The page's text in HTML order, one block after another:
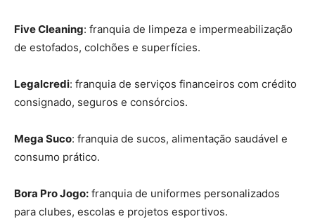
Five Cleaning: franquia de limpeza e impermeabilização
de estofados, colchões e superfícies.
Legalcredi: franquia de serviços financeiros com crédito
consignado, seguros e consórcios.
Mega Suco: franquia de sucos, alimentação saudável e
consumo prático.
Bora Pro Jogo: franquia de uniformes personalizados
para clubes, escolas e projetos esportivos.